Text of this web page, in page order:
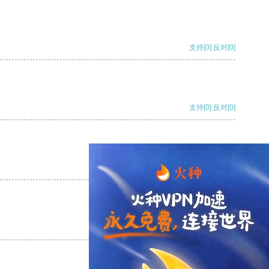
支持[0] 反对[0]
支持[0] 反对[0]
支持
支持[0] 反对[0]